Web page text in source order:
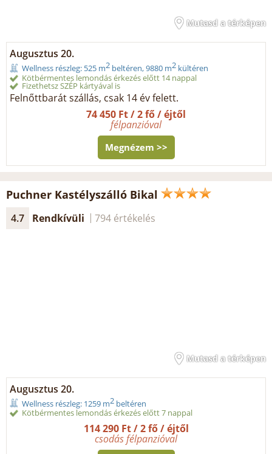
Mutasd a térképen
Augusztus 20.
Wellness részleg: 525 m2 beltéren, 9880 m2 kültéren
Kötbérmentes lemondás érkezés előtt 14 nappal
Fizethetsz SZÉP kártyával is
Felnőttbarát szállás, csak 14 év felett.
74 450 Ft / 2 fő / éjtől
félpanzióval
Megnézem >>
Puchner Kastélyszálló Bikal
4.7 Rendkívüli 794 értékelés
Mutasd a térképen
Augusztus 20.
Wellness részleg: 1259 m2 beltéren
Kötbérmentes lemondás érkezés előtt 7 nappal
114 290 Ft / 2 fő / éjtől
csodás félpanzióval